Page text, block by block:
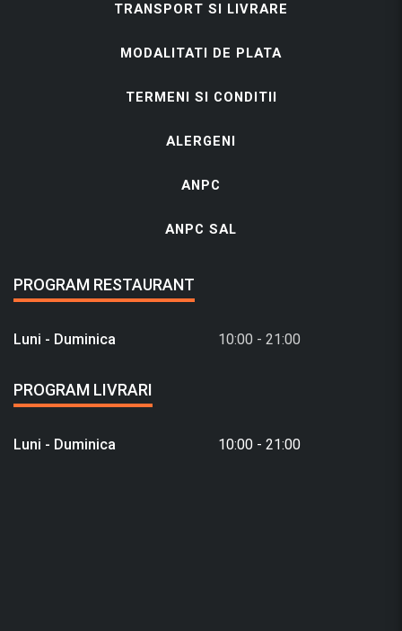
TRANSPORT SI LIVRARE
MODALITATI DE PLATA
TERMENI SI CONDITII
ALERGENI
ANPC
ANPC SAL
PROGRAM RESTAURANT
Luni - Duminica 10:00 - 21:00
PROGRAM LIVRARI
Luni - Duminica 10:00 - 21:00